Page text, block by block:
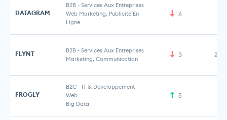
DATAGRAM
B2B - Services Aux Entreprises
Web Marketing, Publicité En
Ligne
6
FLYNT B2B - Services Aux Entreprises
Marketing, Communication
3
FROGLY
B2C - IT & Developpement
Web
Big Data
5